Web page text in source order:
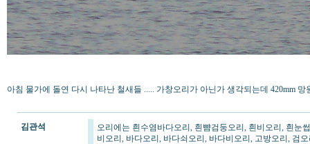
아침 물가에 돌연 다시 나타난 철새들 ..... 가창오리가 아닌가 생각되는데 420mm
김관석
오리에는 흰수염바다오리, 흰뺨검둥오리, 흰비오리, 흰눈
비오리, 바다오리, 바다쇠오리, 바다비오리, 고방오리, 검